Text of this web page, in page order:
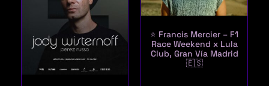
⭐ Francis Mercier – F1
Race Weekend x Lula
Club, Gran Vía Madrid
🇪🇸